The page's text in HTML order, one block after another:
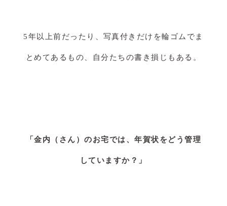
5年以上前だったり、写真付きだけを輪ゴムでま
とめてあるもの、自分たちの書き損じもある。
「金内（さん）のお宅では、年賀状をどう管理
していますか？」